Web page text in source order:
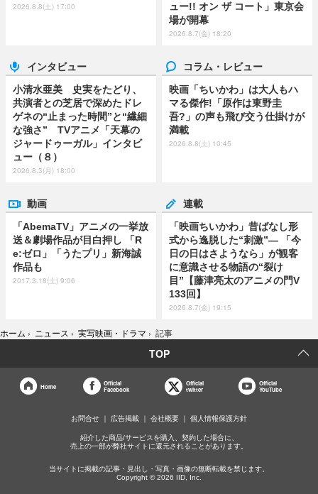
2026.8.8(土) 17:00
ュー!! オン ザ コート」東京会
場が開幕
2026.8.7(金) 18:20
インタビュー
小清水亜美 史実をたどり、
共演者との芝居で深めたドレ
ゲネの“止まった時間”と“繊細
な強さ” TVアニメ「天幕の
ジャードゥーガル」インタビ
ュー（８）
2026.8.3(月) 18:00
コラム・レビュー
映画「ちいかわ」は大人もハ
マる傑作!「原作は東野圭
吾?」の声も飛び交う仕掛けが
満載
2026.8.8(土) 10:45
動画
「AbemaTV」アニメの一挙放
送＆劇場作品が目白押し 「R
e:ゼロ」「うたプリ」新海誠
作品も
2017.3.18(土) 9:06
連載
「映画ちいかわ」昔ばなし形
式から逸脱した“刺激”― 「今
日の日はさようなら」が観客
に意識させる物語の“裂け
目”【藤津亮太のアニメの門V
133回】
2026.8.7(金) 19:15
ホーム › ニュース › 実写映画・ドラマ › 記事
TOP
Home
Official
Facebook
Official
twitter
Official
YouTube
お問合せ 広告掲載 会社概要 個人情報保護方針
紹介した商品/サービスを購入、契約した場合に、
売上の一部が弊社サイトに還元されることがあります。
当サイトに掲載の記事・見出し・写真・画像の無断転載を禁じます。
Copyright © 2026 IID, Inc.